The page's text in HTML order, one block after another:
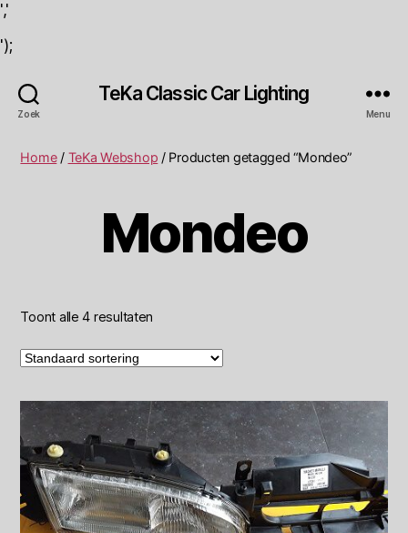
','
');
Zoek
TeKa Classic Car Lighting
Menu
Home/ TeKa Webshop / Producten getagged “Mondeo”
Mondeo
Toont alle 4 resultaten